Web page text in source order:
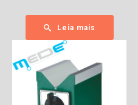
Leia mais